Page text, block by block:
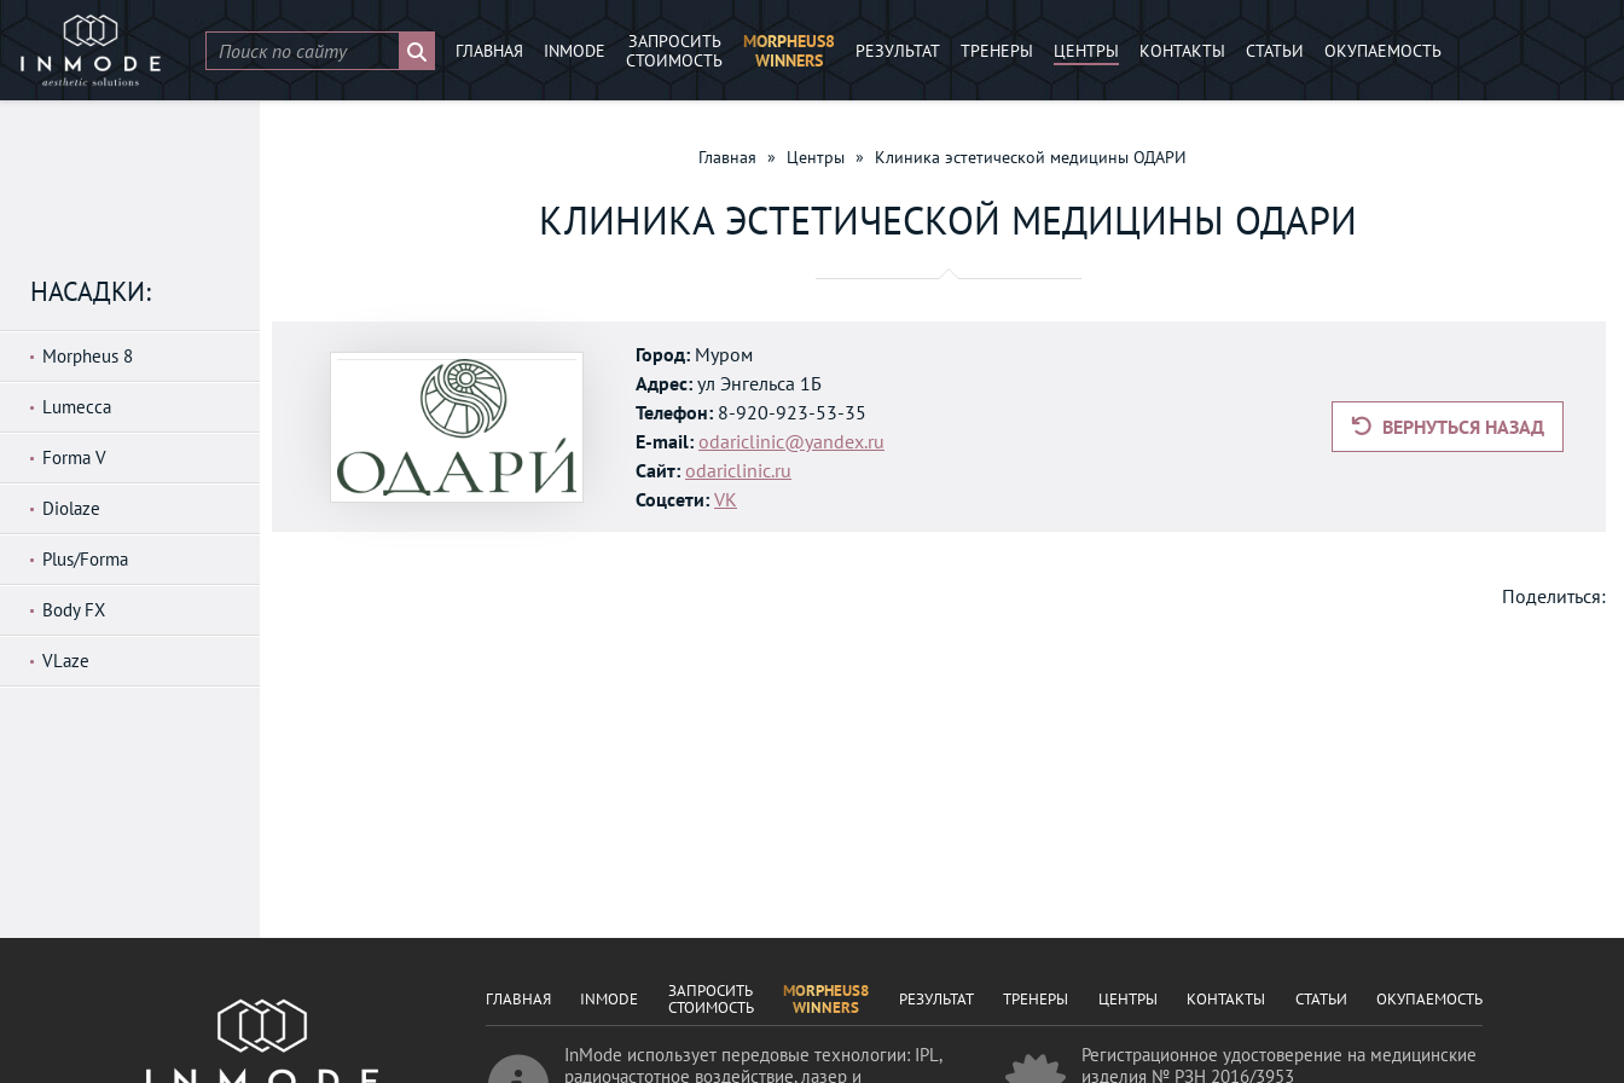
ГЛАВНАЯ INMODE
ЗАПРОСИТЬ
СТОИМОСТЬ
MORPHEUS8
WINNERS
РЕЗУЛЬТАТ ТРЕНЕРЫ ЦЕНТРЫ КОНТАКТЫ СТАТЬИ ОКУПАЕМОСТЬ
НАСАДКИ:
Morpheus 8
Lumecca
Forma V
Diolaze
Plus/Forma
Body FX
VLaze
Главная » Центры » Клиника эстетической медицины ОДАРИ
КЛИНИКА ЭСТЕТИЧЕСКОЙ МЕДИЦИНЫ ОДАРИ
Город: Муром
Адрес: ул Энгельса 1Б
Телефон: 8-920-923-53-35
E-mail: odariclinic@yandex.ru
Сайт: odariclinic.ru
Соцсети: VK
ВЕРНУТЬСЯ НАЗАД
Поделиться:
ГЛАВНАЯ INMODE
ЗАПРОСИТЬ
СТОИМОСТЬ
MORPHEUS8
WINNERS
РЕЗУЛЬТАТ ТРЕНЕРЫ ЦЕНТРЫ КОНТАКТЫ СТАТЬИ ОКУПАЕМОСТЬ
InMode использует передовые технологии: IPL,
радиочастотное воздействие, лазер и
Регистрационное удостоверение на медицинские
изделия № РЗН 2016/3953